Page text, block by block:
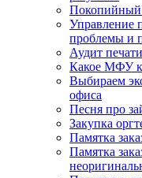
Покопийный
Управление
проблемы и
Аудит печати
Какое МФУ
Выбираем
офиса
Песня про
Закупка
Памятка
Памятка